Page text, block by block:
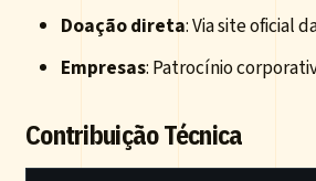
Doação direta: Via site oficial
Empresas: Patrocínio
Contribuição Técnica